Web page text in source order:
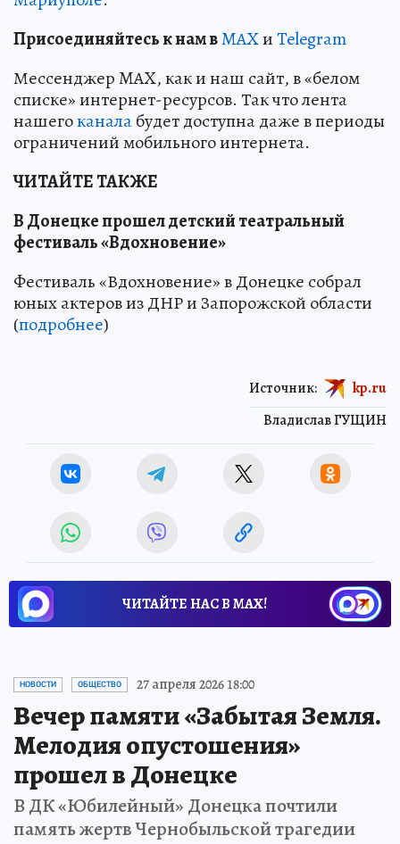
Присоединяйтесь к нам вMAXиTelegram
Мессенджер MAX, как и наш сайт, в «белом
списке» интернет-ресурсов. Так что лента
нашегоканалабудет доступна даже в периоды
ограничений мобильного интернета.
ЧИТАЙТЕ ТАКЖЕ
В Донецке прошел детский театральный
фестиваль «Вдохновение»
Фестиваль «Вдохновение» в Донецке собрал
юных актеров из ДНР и Запорожской области
(подробнее)
Владислав ГУЩИН
Источник: kp.ru
ЧИТАЙТЕ НАС В МАХ!
НОВОСТИ ОБЩЕСТВО 27 апреля 2026 18:00
Вечер памяти «Забытая Земля.
Мелодия опустошения»
прошел в Донецке
В ДК «Юбилейный» Донецка почтили
память жертв Чернобыльской трагедии